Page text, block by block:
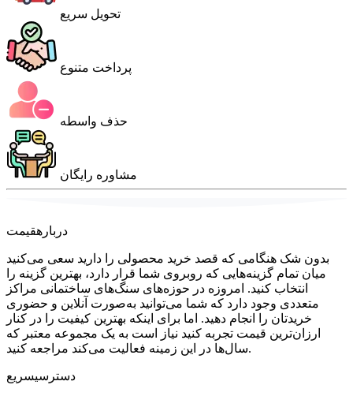
تحویل سریع
پرداخت متنوع
حذف واسطه
مشاوره رایگان
دربارهقیمت
بدون شک هنگامی که قصد خرید محصولی را دارید سعی می‌کنید
میان تمام گزینه‌هایی که روبروی شما قرار دارد، بهترین گزینه را
انتخاب کنید. امروزه در حوزه‌های سنگ‌های ساختمانی مراکز
متعددی وجود دارد که شما می‌توانید به‌صورت آنلاین و حضوری
خریدتان را انجام دهید. اما برای اینکه بهترین کیفیت را در کنار
ارزان‌ترین قیمت تجربه کنید نیاز است به یک مجموعه معتبر که
سال‌ها در این زمینه فعالیت می‌کند مراجعه کنید.
دسترسیسریع